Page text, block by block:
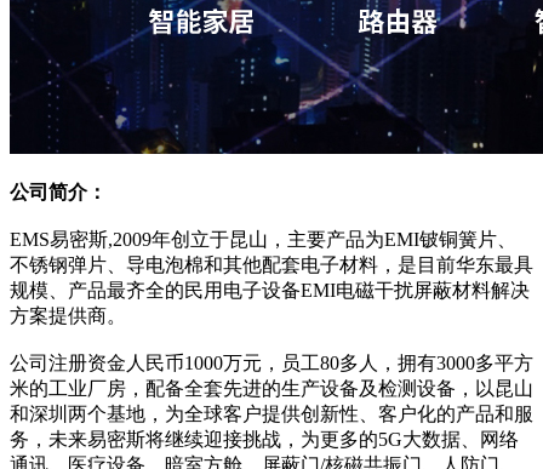
公司简介：
EMS易密斯,2009年创立于昆山，主要产品为EMI铍铜簧片、
不锈钢弹片、导电泡棉和其他配套电子材料，是目前华东最具
规模、产品最齐全的民用电子设备EMI电磁干扰屏蔽材料解决
方案提供商。
公司注册资金人民币1000万元，员工80多人，拥有3000多平方
米的工业厂房，配备全套先进的生产设备及检测设备，以昆山
和深圳两个基地，为全球客户提供创新性、客户化的产品和服
务，未来易密斯将继续迎接挑战，为更多的5G大数据、网络
通讯、医疗设备、暗室方舱、屏蔽门/核磁共振门、人防门、